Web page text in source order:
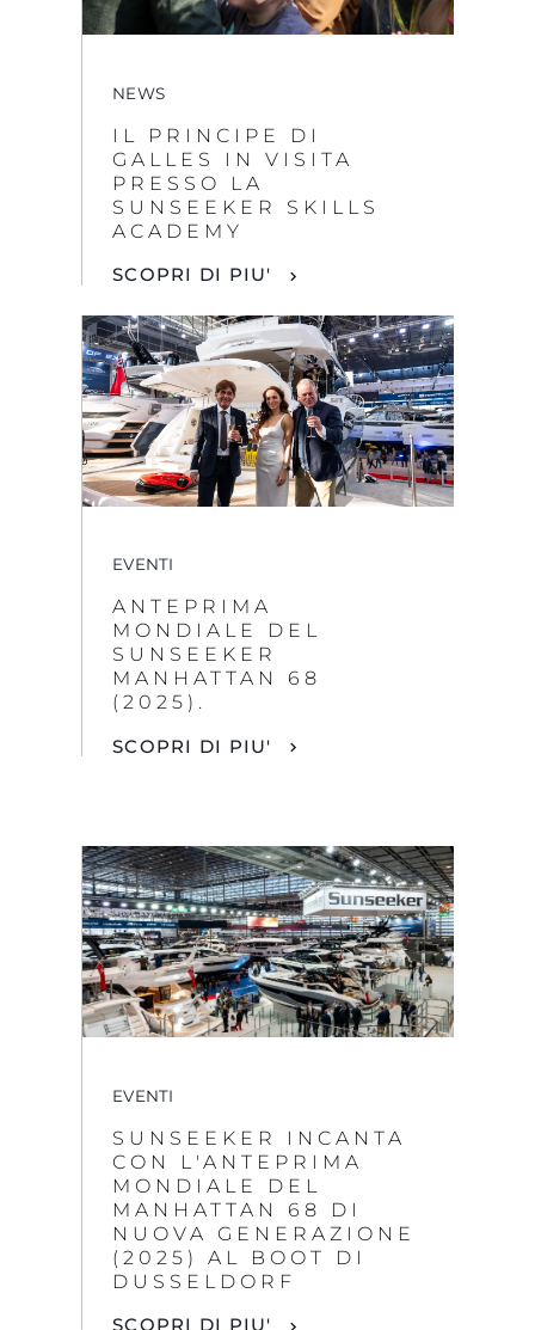
NEWS
IL PRINCIPE DI
GALLES IN VISITA
PRESSO LA
SUNSEEKER SKILLS
ACADEMY
SCOPRI DI PIU'
EVENTI
ANTEPRIMA
MONDIALE DEL
SUNSEEKER
MANHATTAN 68
(2025).
SCOPRI DI PIU'
EVENTI
SUNSEEKER INCANTA
CON L'ANTEPRIMA
MONDIALE DEL
MANHATTAN 68 DI
NUOVA GENERAZIONE
(2025) AL BOOT DI
DUSSELDORF
SCOPRI DI PIU'